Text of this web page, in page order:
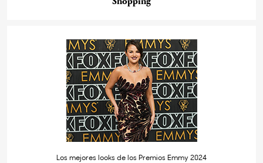
Los mejores looks de los Premios Emmy 2024